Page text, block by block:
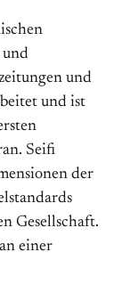
und
und
und ist
Seifi
der
Gesellschaft.
einer